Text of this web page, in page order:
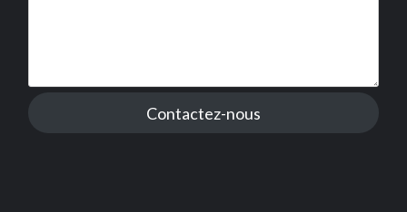
Contactez-nous